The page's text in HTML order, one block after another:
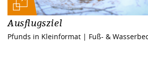
Ausflugsziel
Pfunds in Kleinformat | Fuß- &